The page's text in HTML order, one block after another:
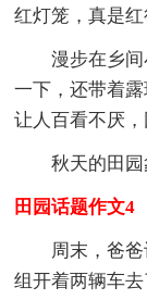
红灯笼，真是
漫步在乡
一下，还带着
让人百看不厌
秋天的田园
田园话题作文4
周末，爸
组开着两辆车